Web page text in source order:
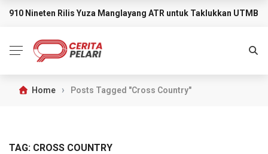
BREAKING NEWS
910 Nineten Rilis Yuza Manglayang ATR untuk Taklukkan UTMB
Home › Posts Tagged "Cross Country"
TAG: CROSS COUNTRY